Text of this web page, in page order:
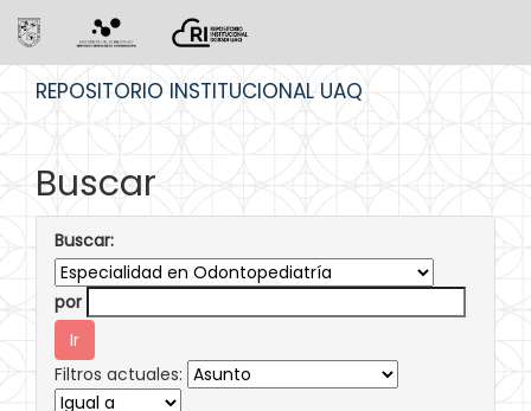
REPOSITORIO INSTITUCIONAL UAQ
Buscar
Buscar:
por
Filtros actuales: